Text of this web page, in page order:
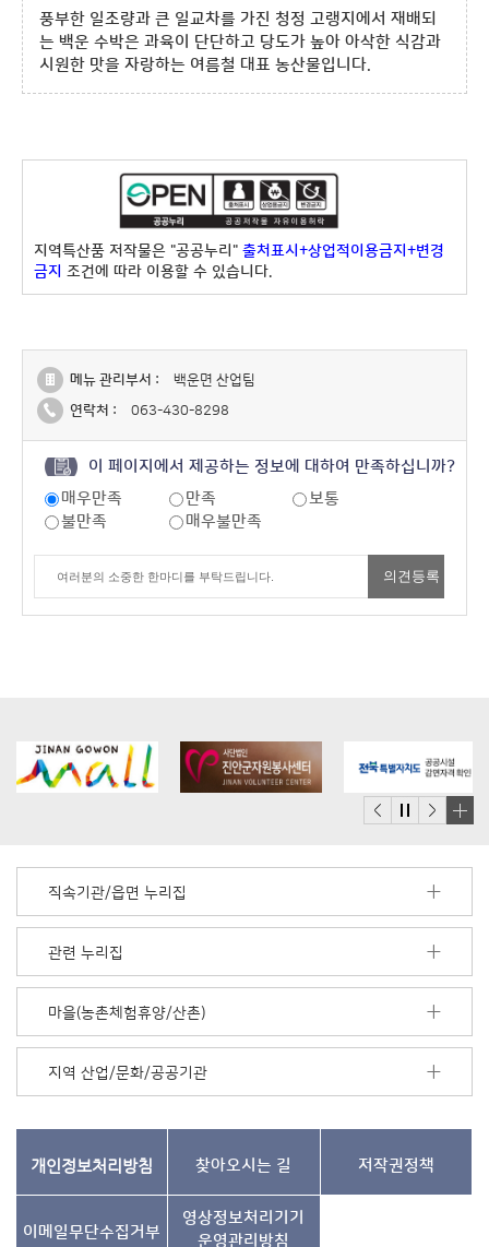
풍부한 일조량과 큰 일교차를 가진 청정 고랭지에서 재배되
는 백운 수박은 과육이 단단하고 당도가 높아 아삭한 식감과
시원한 맛을 자랑하는 여름철 대표 농산물입니다.
지역특산품 저작물은 "공공누리" 출처표시+상업적이용금지+변경
금지 조건에 따라 이용할 수 있습니다.
메뉴 관리부서 :
백운면 산업팀
연락처 :
063-430-8298
이 페이지에서 제공하는 정보에 대하여 만족하십니까?
매우만족
만족
보통
불만족
매우불만족
더
기
직속기관/읍면 누리집
관련 누리집
마을(농촌체험휴양/산촌)
지역 산업/문화/공공기관
개인정보처리방침 찾아오시는 길 저작권정책
이메일무단수집거부
영상정보처리기기
운영관리방침